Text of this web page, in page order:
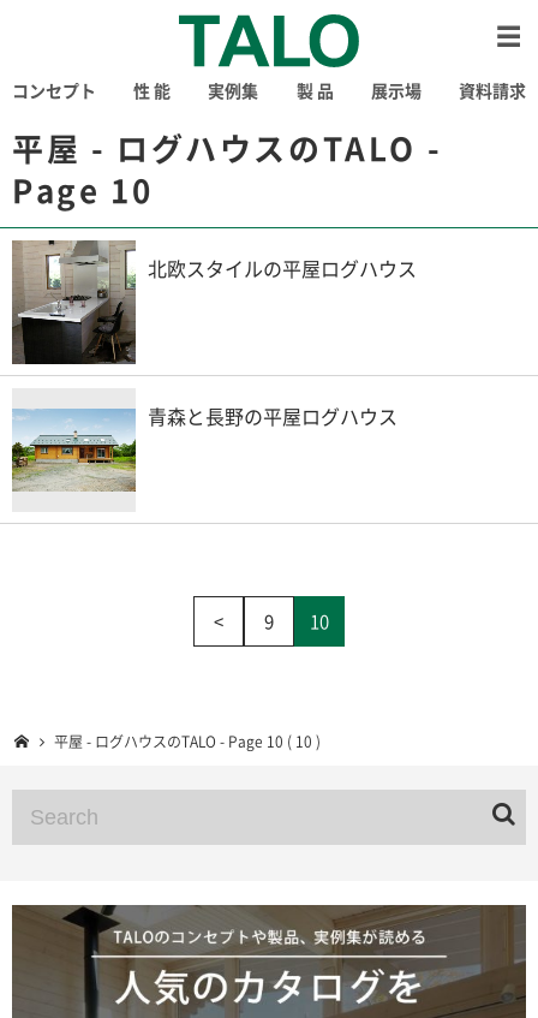
コンセプト 性 能 実例集 製 品 展示場 資料請求
平屋 - ログハウスのTALO -
Page 10
北欧スタイルの平屋ログハウス
青森と長野の平屋ログハウス
< 9 10
平屋 - ログハウスのTALO - Page 10 ( 10 )